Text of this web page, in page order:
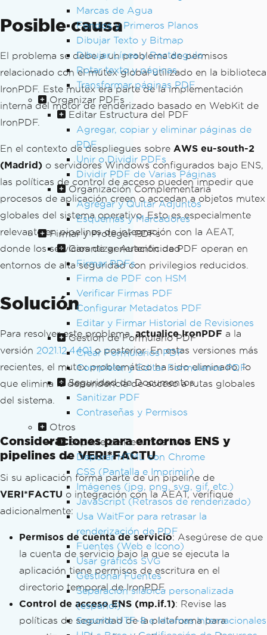
Marcas de Agua
Fondos y Primeros Planos
Dibujar Texto y Bitmap
Dibujar Línea y Rectángulo
Rotar texto y páginas
Transformar páginas PDF
Organizar PDFs
Editar Estructura del PDF
Agregar, copiar y eliminar páginas de
PDF
Unir o Dividir PDFs
Dividir PDF de Varias Páginas
Organización Complementaria
Agregar y Quitar Adjuntos
Esquemas y Marcadores
Firmar y Proteger PDFs
Garantizar Autenticidad
Firmar PDFs
Firma de PDF con HSM
Verificar Firmas PDF
Configurar Metadatos PDF
Editar y Firmar Historial de Revisiones
Gestión de Formulario PDF
Crear Formularios PDF
Completar y Editar Formularios PDF
Seguridad de Documentos
Sanitizar PDF
Contraseñas y Permisos
Otros
Soporte de Recursos Web
Depurar HTML con Chrome
CSS (Pantalla e Imprimir)
Imágenes (jpg, png, svg, gif, etc.)
JavaScript (Retrasos de renderizado)
Usa WaitFor para retrasar la
renderización de PDF
Fuentes (Web e Icono)
Usar gráficos SVG
Gestionar Fuentes
Separación silábica personalizada
(español)
Soporte UTF-8 e Idiomas Internacionales
Posible causa
El problema se debe a un problema de permisos
relacionado con el mutex global utilizado en la biblioteca
IronPDF. Este mutex era parte de la implementación
interna del motor de renderizado basado en WebKit de
IronPDF.
En el contexto de despliegues sobre AWS eu-south-2
(Madrid) o servidores Windows configurados bajo ENS,
las políticas de control de acceso pueden impedir que
procesos de aplicación creen o accedan a objetos mutex
globales del sistema operativo. Esto es especialmente
relevante en pipelines de integración con la AEAT,
donde los servicios de generación de PDF operan en
entornos de alta seguridad con privilegios reducidos.
Solución
Para resolver este problema, actualice IronPDF a la
versión 2021.12.4401o posterior. En estas versiones más
recientes, el mutex problemático ha sido eliminado, lo
que elimina la dependencia de acceso a rutas globales
del sistema.
Consideraciones para entornos ENS y
pipelines de VERI*FACTU
Si su aplicación forma parte de un pipeline de
VERI*FACTU o integración con la AEAT, verifique
adicionalmente:
Permisos de cuenta de servicio: Asegúrese de que
la cuenta de servicio bajo la que se ejecuta la
aplicación tiene permisos de escritura en el
directorio temporal de IronPDF.
Control de acceso ENS (mp.if.1): Revise las
políticas de seguridad de la plataforma para